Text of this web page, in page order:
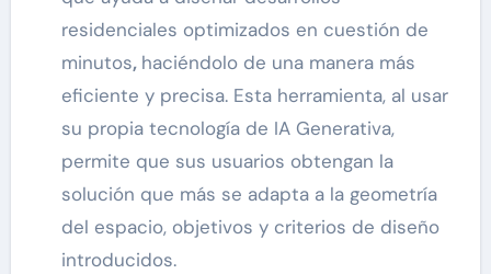
residenciales optimizados en cuestión de
minutos, haciéndolo de una manera más
eficiente y precisa. Esta herramienta, al usar
su propia tecnología de IA Generativa,
permite que sus usuarios obtengan la
solución que más se adapta a la geometría
del espacio, objetivos y criterios de diseño
introducidos.